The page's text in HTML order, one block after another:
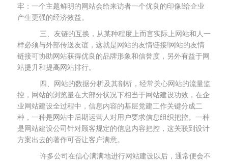
牢：一个主题鲜明的网站会给来访者一个优良的印像!给企业
产生更强的经济效益。
三、友链的互换，从某种程度上而言实际上网站和人一
样必须与外部传送友谊，这就是网站的友情链接!网站的友情
链接可协助网站获得优良的品牌形象和信誉度，另外有益于网
站提升和提高网站排行。
四、网站的数据分析及其剖析，经常关心网站的流量监
控，网站的浏览量在大部分状况下相当于网站建设功效，在企
业网站建设全过程中，信息内容的基层党建工作关键分成二
种，一种是网站中后期运营人对用户要求信息组织把控。一种
是网站建设公司针对顾客规定的信息内容把控，这关联到设计
方案出去的著作可否让客户满意。
许多公司在信心满满地进行网站建设以后，通常便会不